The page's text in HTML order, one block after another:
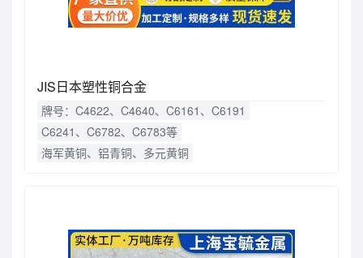
JIS日本塑性铜合金
牌号：C4622、C4640、C6161、C6191
C6241、C6782、C6783等
海军黄铜、铝青铜、多元黄铜